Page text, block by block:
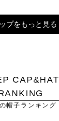
プをもっと見る
CAP&HAT
帽子ランキング